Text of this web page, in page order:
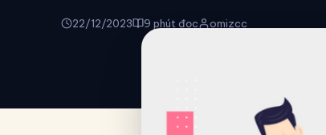
22/12/2023 9 phút đọc omizcc